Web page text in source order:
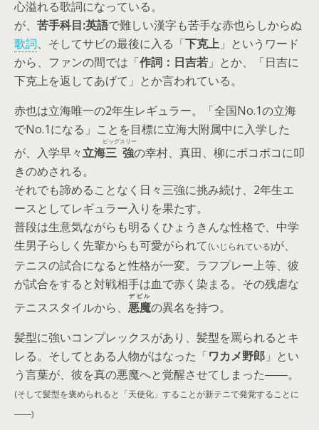
心溢れる歌詞になっている。
が、 苦手科目:英語で難しい漢字も苦手な赤也らしからぬ
歌詞、そしてサビの最後に入る「下克上 」というワード
から、ファンの間では「作詞：日吉若 」とか、「日吉に
下克上を返してあげて」とか言われている。
赤也は立海唯一の2年生レギュラー。「全国No.1の立海
でNo.1になる」ことを目標に立海大附属中に入学した
が、入学早々立海三強
ビッグスリー
の幸村、真田、柳にボコボコに叩
きのめされる。
それでも諦めることなく日々三強に挑み続け、2年生エ
ースとしてレギュラー入りを果たす。
普段は生意気ながらも明るくひょうきんな性格で、中学
生男子らしく先輩からも可愛がられて(いじられている)が、
テニスの試合になると性格が一変。ラフプレー上等、彼
が試合をすると対戦相手は血で赤く染まる。その残虐な
テニススタイルから、 悪魔
デビル
の異名を持つ。
髪型に強いコンプレックスがあり、髪型を罵られるとキ
レる。そしてとある人物がはなった「ワカメ野郎 」とい
う言葉が、彼を真の悪魔へと覚醒させてしまった――。
(そして髪型を褒められると「天使化」することが新テニで発覚することに
――)